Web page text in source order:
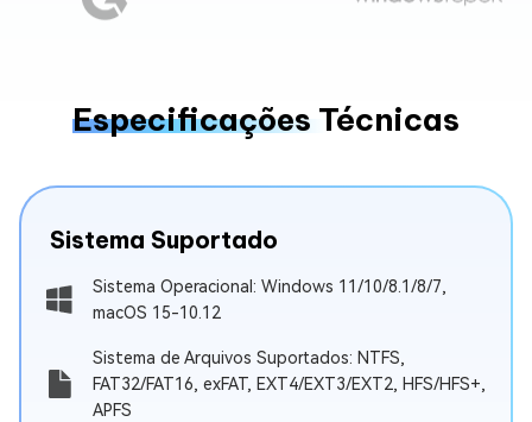
Especificações Técnicas
Sistema Suportado
Sistema Operacional: Windows 11/10/8.1/8/7,
macOS 15-10.12
Sistema de Arquivos Suportados: NTFS,
FAT32/FAT16, exFAT, EXT4/EXT3/EXT2, HFS/HFS+,
APFS